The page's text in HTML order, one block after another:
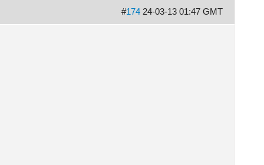
#174 24-03-13 01:47 GMT